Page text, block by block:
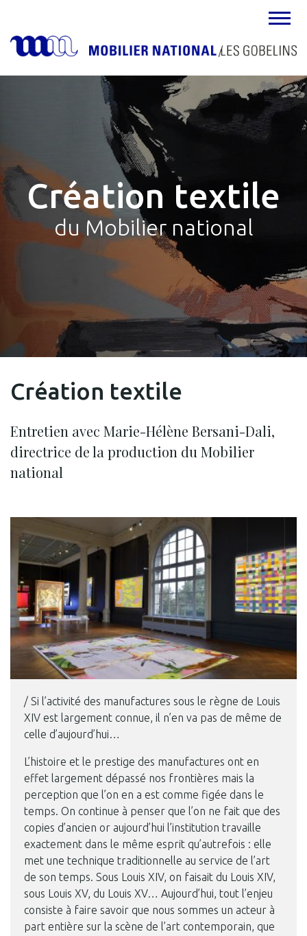
MENU
Création textile
du Mobilier national
Création textile
Entretien avec Marie-Hélène Bersani-Dali,
directrice de la production du Mobilier
national
/ Si l’activité des manufactures sous le règne de Louis
XIV est largement connue, il n’en va pas de même de
celle d’aujourd’hui…
L’histoire et le prestige des manufactures ont en
effet largement dépassé nos frontières mais la
perception que l’on en a est comme figée dans le
temps. On continue à penser que l’on ne fait que des
copies d’ancien or aujourd’hui l’institution travaille
exactement dans le même esprit qu’autrefois : elle
met une technique traditionnelle au service de l’art
de son temps. Sous Louis XIV, on faisait du Louis XIV,
sous Louis XV, du Louis XV… Aujourd’hui, tout l’enjeu
consiste à faire savoir que nous sommes un acteur à
part entière sur la scène de l’art contemporain, que